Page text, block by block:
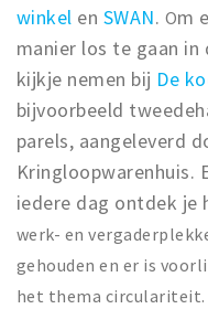
winkel en SWAN. Om
manier los te gaan in
kijkje nemen bij De
bijvoorbeeld
parels, aangeleverd
Kringloopwarenhuis.
iedere dag ontdek je
werk- en
gehouden en er is
het thema circulariteit.